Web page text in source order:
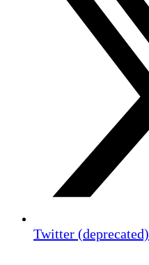
Twitter (deprecated)